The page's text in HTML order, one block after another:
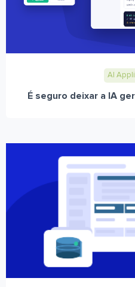
AI
É seguro deixar a IA